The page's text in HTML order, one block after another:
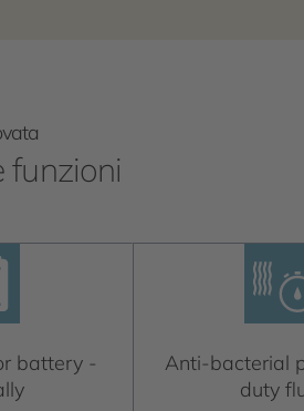
funzioni
battery -
Anti-bacterial
duty